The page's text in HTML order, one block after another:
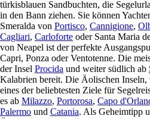
türkisblauen Sandbuchten, die
in den Bann ziehen. Sie können
Smeralda von Portisco, Cannigione,
Cagliari, Carloforte oder Santa Maria
von Neapel ist der perfekte
Capri, Ponza oder Ventotenne. Die
der Insel Procida und weiter südlich ab
Kalabrien bereit. Die Äolischen Inseln,
eines der beliebtesten Ziele für
es ab Milazzo, Portorosa, Capo
Palermo und Catania. Als Geheimtipp